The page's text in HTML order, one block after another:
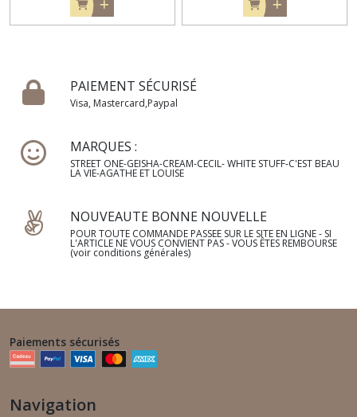
PAIEMENT SÉCURISÉ
Visa, Mastercard,Paypal
MARQUES :
STREET ONE-GEISHA-CREAM-CECIL- WHITE STUFF-C'EST BEAU
LA VIE-AGATHE ET LOUISE
NOUVEAUTE BONNE NOUVELLE
POUR TOUTE COMMANDE PASSEE SUR LE SITE EN LIGNE - SI
L'ARTICLE NE VOUS CONVIENT PAS - VOUS ÊTES REMBOURSE
(voir conditions générales)
Paiements sécurisés
Navigation